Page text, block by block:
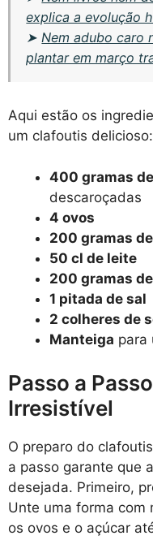
explica a evolução
➤ Nem adubo caro
plantar em março
Aqui estão os
um clafoutis delicioso:
400 gramas
descaroçadas
4 ovos
200 gramas
50 cl de leite
200 gramas
1 pitada de sal
2 colheres de
Manteiga para
Passo a
Irresistível
O preparo do
a passo garante que
desejada. Primeiro,
Unte uma forma com
os ovos e o açúcar